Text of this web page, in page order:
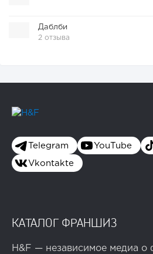
Даблби
2 отзыва
Telegram YouTube
Vkontakte
КАТАЛОГ ФРАНШИЗ
H&F — независимое медиа о